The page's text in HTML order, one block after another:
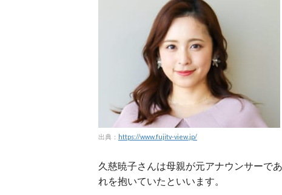
出典： https://www.fujitv-view.jp/
久慈暁子さんは母親が元アナウンサーで
れを抱いていたといいます。